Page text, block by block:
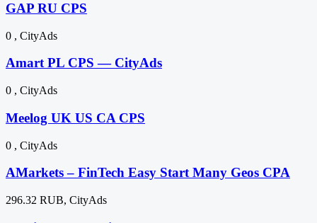
GAP RU CPS
0 , CityAds
Amart PL CPS — CityAds
0 , CityAds
Meelog UK US CA CPS
0 , CityAds
AMarkets – FinTech Easy Start Many Geos CPA
296.32 RUB, CityAds